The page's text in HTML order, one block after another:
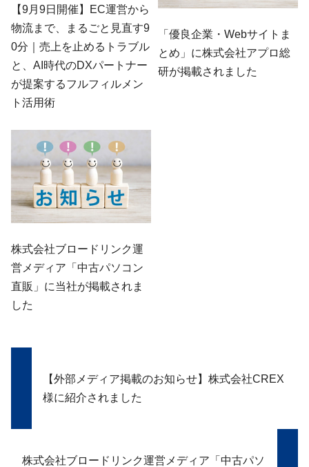
【9月9日開催】EC運営から
物流まで、まるごと見直す9
0分｜売上を止めるトラブル
と、AI時代のDXパートナー
が提案するフルフィルメン
ト活用術
「優良企業・Webサイトま
とめ」に株式会社アプロ総
研が掲載されました
株式会社ブロードリンク運
営メディア「中古パソコン
直販」に当社が掲載されま
した
【外部メディア掲載のお知らせ】株式会社CREX
様に紹介されました
株式会社ブロードリンク運営メディア「中古パソ